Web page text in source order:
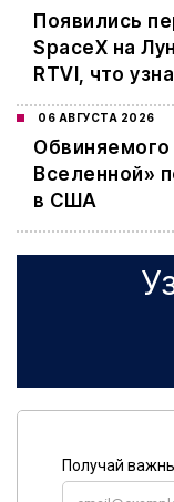
Появились
SpaceX на
RTVI, что
06 АВГУСТА 2026
Обвиняемого
Вселенной»
в США